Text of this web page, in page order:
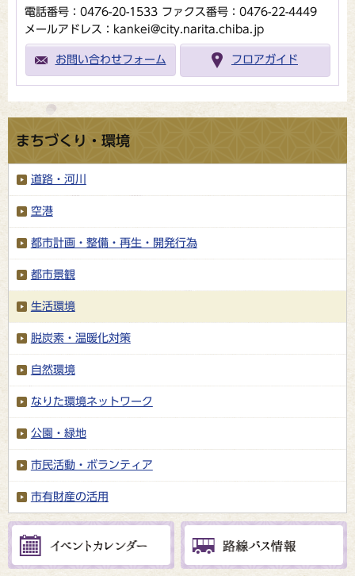
電話番号：0476-20-1533 ファクス番号：0476-22-4449
メールアドレス：kankei@city.narita.chiba.jp
お問い合わせフォーム フロアガイド
まちづくり・環境
道路・河川
空港
都市計画・整備・再生・開発行為
都市景観
生活環境
脱炭素・温暖化対策
自然環境
なりた環境ネットワーク
公園・緑地
市民活動・ボランティア
市有財産の活用